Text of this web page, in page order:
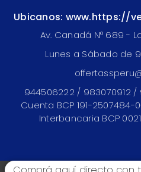
Ubicanos: www.https://
Av. Canadá N° 689 -
Lunes a Sábado de
944506222 / 983070912
Cuenta BCP 191-
Interbancaria BCP